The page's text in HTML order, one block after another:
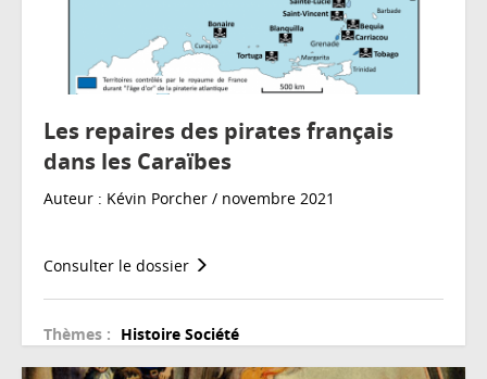
Les repaires des pirates français
dans les Caraïbes
Auteur : Kévin Porcher / novembre 2021
Consulter le dossier
Thèmes : Histoire Société